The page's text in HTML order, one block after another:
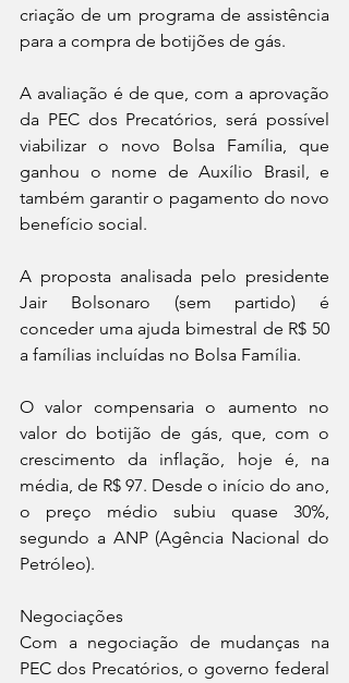
criação de um programa de assistência
para a compra de botijões de gás.
A avaliação é de que, com a aprovação
da PEC dos Precatórios, será possível
viabilizar o novo Bolsa Família, que
ganhou o nome de Auxílio Brasil, e
também garantir o pagamento do novo
benefício social.
A proposta analisada pelo presidente
Jair Bolsonaro (sem partido) é
conceder uma ajuda bimestral de R$ 50
a famílias incluídas no Bolsa Família.
O valor compensaria o aumento no
valor do botijão de gás, que, com o
crescimento da inflação, hoje é, na
média, de R$ 97. Desde o início do ano,
o preço médio subiu quase 30%,
segundo a ANP (Agência Nacional do
Petróleo).
Negociações
Com a negociação de mudanças na
PEC dos Precatórios, o governo federal